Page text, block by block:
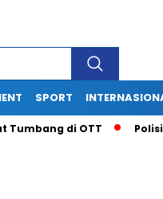
SPORT
di OTT Polisi